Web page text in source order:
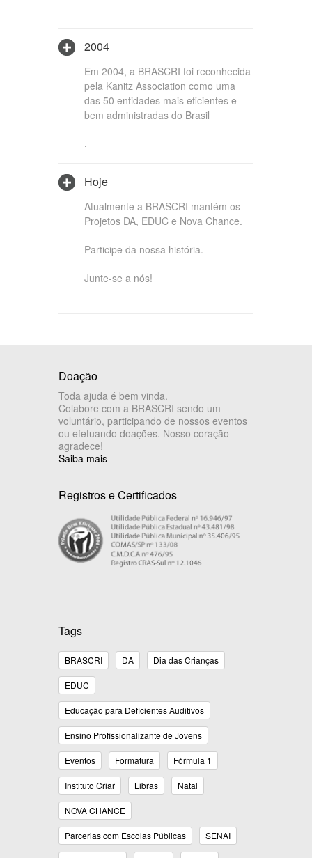
2004
Em 2004, a BRASCRI foi reconhecida
pela Kanitz Association como uma
das 50 entidades mais eficientes e
bem administradas do Brasil
.
Hoje
Atualmente a BRASCRI mantém os
Projetos DA, EDUC e Nova Chance.
Participe da nossa história.
Junte-se a nós!
Doação
Toda ajuda é bem vinda.
Colabore com a BRASCRI sendo um
voluntário, participando de nossos eventos
ou efetuando doações. Nosso coração
agradece!
Saiba mais
Registros e Certificados
Tags
BRASCRI DA Dia das Crianças
EDUC
Educação para Deficientes Auditivos
Ensino Profissionalizante de Jovens
Eventos Formatura Fórmula 1
Instituto Criar Libras Natal
NOVA CHANCE
Parcerias com Escolas Públicas SENAI